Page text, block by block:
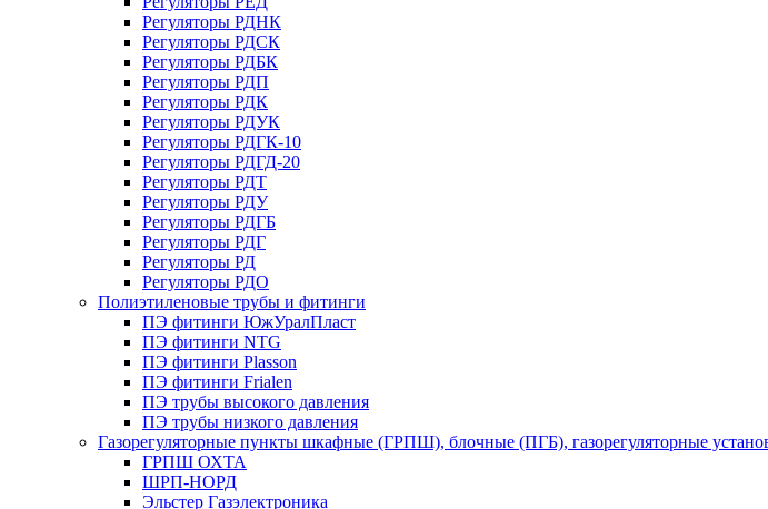
Регуляторы РДНК
Регуляторы РДСК
Регуляторы РДБК
Регуляторы РДП
Регуляторы РДК
Регуляторы РДУК
Регуляторы РДГК-10
Регуляторы РДГД-20
Регуляторы РДТ
Регуляторы РДУ
Регуляторы РДГБ
Регуляторы РДГ
Регуляторы РД
Регуляторы РДО
Полиэтиленовые трубы и фитинги
ПЭ фитинги ЮжУралПласт
ПЭ фитинги NTG
ПЭ фитинги Plasson
ПЭ фитинги Frialen
ПЭ трубы высокого давления
ПЭ трубы низкого давления
Газорегуляторные пункты шкафные (ГРПШ), блочные (ПГБ), газорегуляторные
ГРПШ ОХТА
ШРП-НОРД
Эльстер Газэлектроника